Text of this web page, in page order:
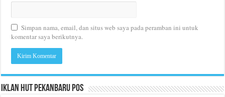
Simpan nama, email, dan situs web saya pada peramban ini untuk
komentar saya berikutnya.
Iklan HUT Pekanbaru Pos